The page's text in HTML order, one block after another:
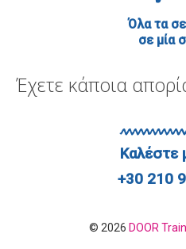
Όλα τα
σε μία
Έχετε κάποια
Καλέστε
+30 210
© 2026 DOOR